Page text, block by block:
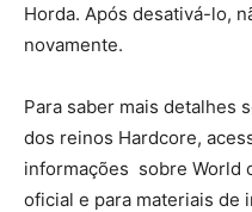
Horda. Após desativá-lo,
novamente.
Para saber mais detalhes
dos reinos Hardcore,
informações sobre World
oficial e para materiais de